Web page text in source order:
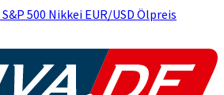
S&P 500 Nikkei EUR/USD Ölpreis